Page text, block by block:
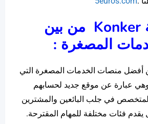
Konker من بين
المصغرة :
أفضل منصات الخدمات المصغرة التي
عبارة عن موقع جديد لحسابهم
في جلب البائعين والمشترين
فئات مختلفة للمهام المقترحة.